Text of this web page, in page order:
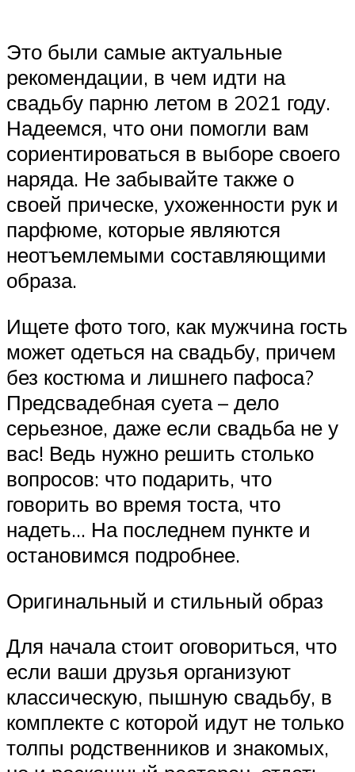
Это были самые актуальные
рекомендации, в чем идти на
свадьбу парню летом в 2021 году.
Надеемся, что они помогли вам
сориентироваться в выборе своего
наряда. Не забывайте также о
своей прическе, ухоженности рук и
парфюме, которые являются
неотъемлемыми составляющими
образа.
Ищете фото того, как мужчина гость
может одеться на свадьбу, причем
без костюма и лишнего пафоса?
Предсвадебная суета – дело
серьезное, даже если свадьба не у
вас! Ведь нужно решить столько
вопросов: что подарить, что
говорить во время тоста, что
надеть… На последнем пункте и
остановимся подробнее.
Оригинальный и стильный образ
Для начала стоит оговориться, что
если ваши друзья организуют
классическую, пышную свадьбу, в
комплекте с которой идут не только
толпы родственников и знакомых,